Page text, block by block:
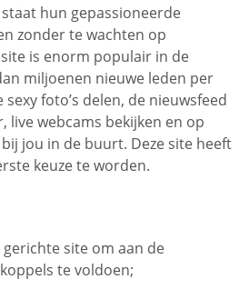
hun gepassioneerde
zonder te wachten op
is enorm populair in de
miljoenen nieuwe leden per
foto’s delen, de nieuwsfeed
live webcams bekijken en op
jou in de buurt. Deze site heeft
keuze te worden.
site om aan de
te voldoen;